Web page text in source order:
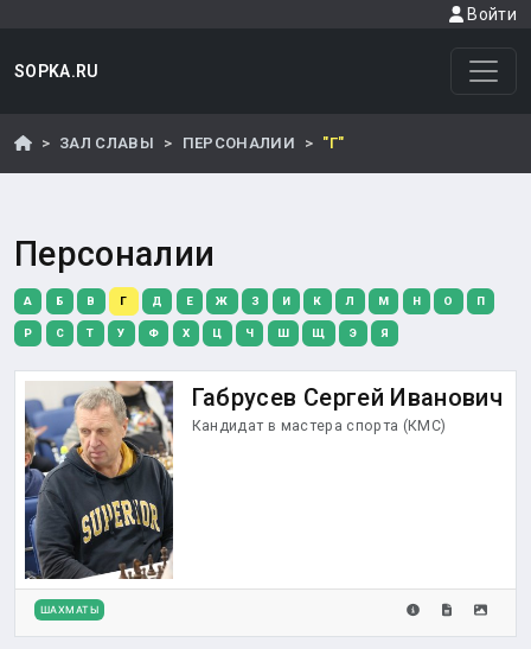
Войти
SOPKA.RU
ЗАЛ СЛАВЫ ПЕРСОНАЛИИ "Г"
Персоналии
А Б В Г Д Е Ж З И К Л М Н О П
Р С Т У Ф Х Ц Ч Ш Щ Э Я
Габрусев Сергей Иванович
Кандидат в мастера спорта (КМС)
ШАХМАТЫ